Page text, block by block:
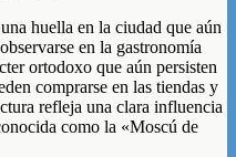
huella en la ciudad que aún
en la gastronomía
ortodoxo que aún persisten
comprarse en las tiendas y
refleja una clara influencia
como la «Moscú de